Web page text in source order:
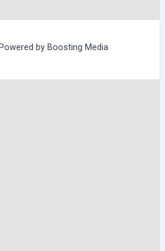
by Boosting Media